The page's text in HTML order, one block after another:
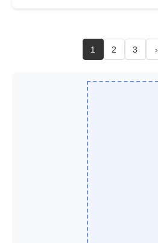
1 2 3 ›